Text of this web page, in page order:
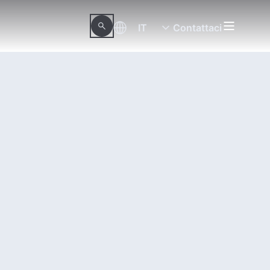
IT Contattaci